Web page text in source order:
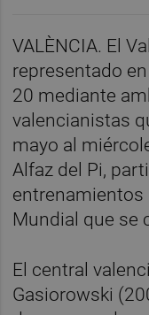
VALÈNCIA. El
representado
20 mediante
valencianistas
mayo al
Alfaz del Pi,
Mundial que se
El central
Gasiorowski